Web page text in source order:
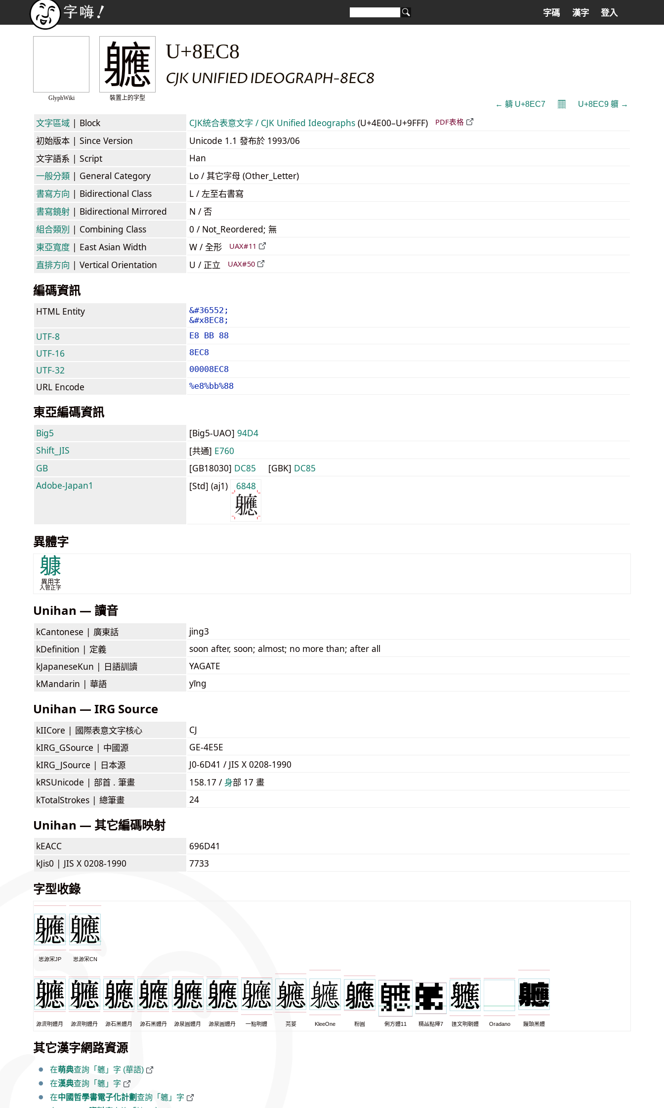
字碼 漢字 登入
GlyphWiki
軈
裝置上的字型
U+8EC8
CJK UNIFIED IDEOGRAPH-8EC8
← 軇 U+8EC7 𝄜 U+8EC9 軉 →
文字區域 | Block CJK統合表意文字 / CJK Unified Ideographs (U+4E00–U+9FFF) PDF表格
初始版本 | Since Version
Unicode 1.1 發布於 1993/06
文字語系 | Script
Han
一般分類 | General Category
Lo / 其它字母 (Other_Letter)
書寫方向 | Bidirectional Class
L / 左至右書寫
書寫鏡射 | Bidirectional Mirrored
N / 否
組合類別 | Combining Class
0 / Not_Reordered; 無
東亞寬度 | East Asian Width W / 全形 UAX#11
直排方向 | Vertical Orientation U / 正立 UAX#50
編碼資訊
HTML Entity
&#36552;
&#x8EC8;
UTF-8 E8 BB 88
UTF-16 8EC8
UTF-32 00008EC8
URL Encode %e8%bb%88
東亞編碼資訊
Big5 [Big5-UAO] 94D4
Shift_JIS
[共通] E760
GB
[GB18030] DC85 [GBK] DC85
Adobe-Japan1
[Std] (aj1) 6848
異體字
躿
異用字
入管正字
Unihan — 讀音
kCantonese | 廣東話
jing3
kDefinition | 定義
soon after, soon; almost; no more than; after all
kJapaneseKun | 日語訓讀
YAGATE
kMandarin | 華語 yīng
Unihan — IRG Source
kIICore | 國際表意文字核心
CJ
kIRG_GSource | 中國源
GE-4E5E
kIRG_JSource | 日本源
J0-6D41 / JIS X 0208-1990
kRSUnicode | 部首 . 筆畫 158.17 / ⾝部 17 畫
kTotalStrokes | 總筆畫 24
Unihan — 其它編碼映射
kEACC
696D41
kJis0 | JIS X 0208-1990 7733
字型收錄
思源宋JP 思源宋CN
源流明體月 源流明體丹 源石黑體月 源石黑體丹 源泉圓體月 源泉圓體丹 一點明體 芫荽 KleeOne 粉圓 俐方體11 精品點陣7 匯文明朝體 Oradano 饅頭黑體
其它漢字網路資源
在萌典查詢「軈」字 (華語)
在漢典查詢「軈」字
在中國哲學書電子化計劃 查詢「軈」字